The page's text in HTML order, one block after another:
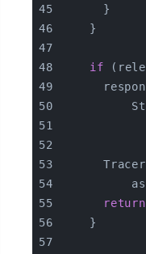
      }
    }
if
return
    }